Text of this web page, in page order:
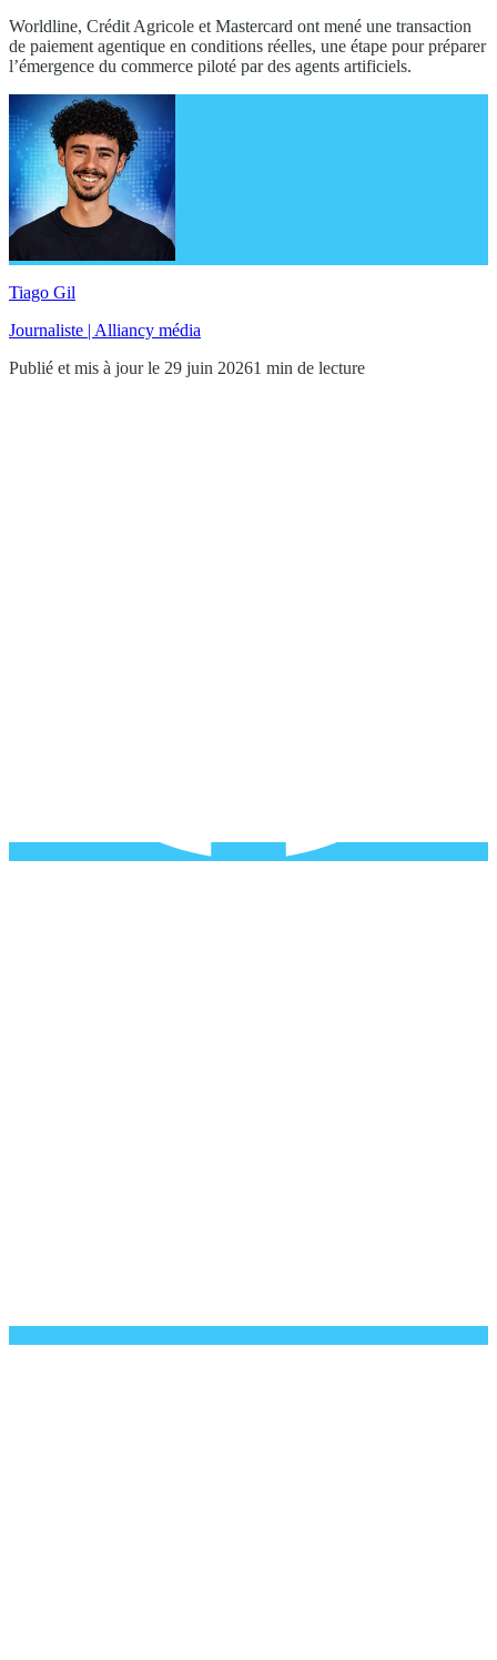
Worldline, Crédit Agricole et Mastercard ont mené une transaction
de paiement agentique en conditions réelles, une étape pour préparer
l’émergence du commerce piloté par des agents artificiels.
Tiago Gil
Journaliste | Alliancy média
Publié et mis à jour le 29 juin 20261 min de lecture